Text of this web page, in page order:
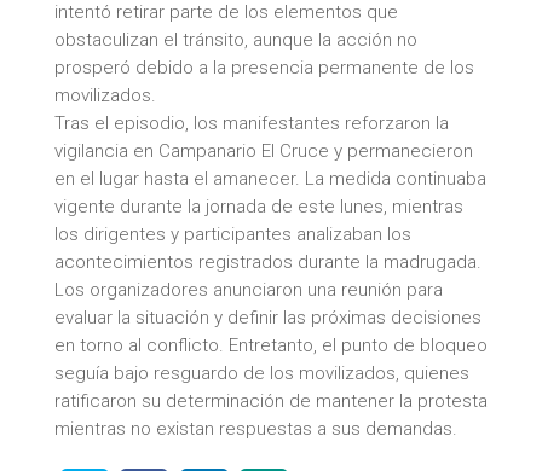
intentó retirar parte de los elementos que
obstaculizan el tránsito, aunque la acción no
prosperó debido a la presencia permanente de los
movilizados.
Tras el episodio, los manifestantes reforzaron la
vigilancia en Campanario El Cruce y permanecieron
en el lugar hasta el amanecer. La medida continuaba
vigente durante la jornada de este lunes, mientras
los dirigentes y participantes analizaban los
acontecimientos registrados durante la madrugada.
Los organizadores anunciaron una reunión para
evaluar la situación y definir las próximas decisiones
en torno al conflicto. Entretanto, el punto de bloqueo
seguía bajo resguardo de los movilizados, quienes
ratificaron su determinación de mantener la protesta
mientras no existan respuestas a sus demandas.